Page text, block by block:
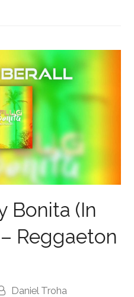
Bonita (In
Reggaeton
Daniel Troha